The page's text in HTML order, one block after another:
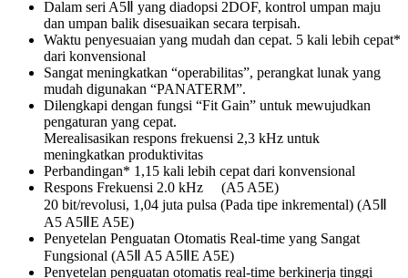
Dalam seri A5Ⅱ yang diadopsi 2DOF, kontrol umpan maju
dan umpan balik disesuaikan secara terpisah.
Waktu penyesuaian yang mudah dan cepat. 5 kali lebih cepat*
dari konvensional
Sangat meningkatkan “operabilitas”, perangkat lunak yang
mudah digunakan “PANATERM”.
Dilengkapi dengan fungsi “Fit Gain” untuk mewujudkan
pengaturan yang cepat.
Merealisasikan respons frekuensi 2,3 kHz untuk
meningkatkan produktivitas
Perbandingan* 1,15 kali lebih cepat dari konvensional
Respons Frekuensi 2.0 kHz (A5 A5E)
20 bit/revolusi, 1,04 juta pulsa (Pada tipe inkremental) (A5Ⅱ
A5 A5ⅡE A5E)
Penyetelan Penguatan Otomatis Real-time yang Sangat
Fungsional (A5Ⅱ A5 A5ⅡE A5E)
Penyetelan penguatan otomatis real-time berkinerja tinggi